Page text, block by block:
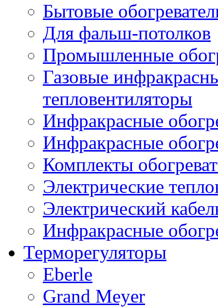
Бытовые
Для фальш-потолков
Промышленные
Газовые
тепловентиляторы
Инфракрасные
Инфракрасные
Комплекты
Электрические
Электрический
Инфракрасные
Терморегуляторы
Eberle
Grand Meyer